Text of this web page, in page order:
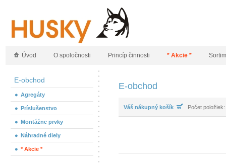
Úvod O spoločnosti Princíp činnosti * Akcie *
E-obchod
Agregáty
Príslušenstvo
Montážne prvky
Náhradné diely
* Akcie *
E-obchod
Váš nákupný košík Počet